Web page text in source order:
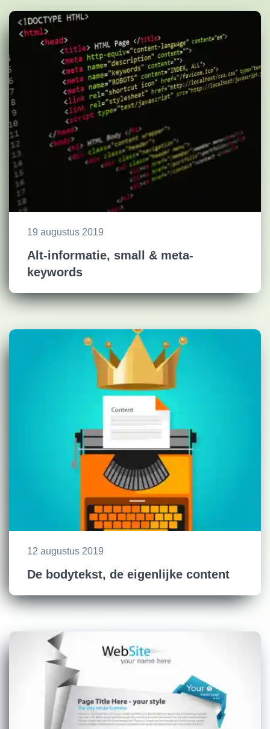
19 augustus 2019
Alt-informatie, small & meta-
keywords
12 augustus 2019
De bodytekst, de eigenlijke content